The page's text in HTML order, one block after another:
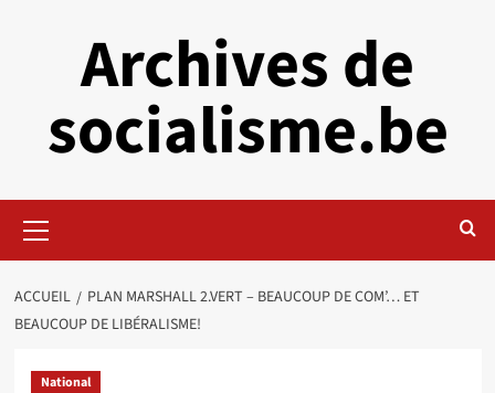
Archives de
socialisme.be
principal
ACCUEIL
PLAN MARSHALL 2.VERT – BEAUCOUP DE COM’… ET
BEAUCOUP DE LIBÉRALISME!
National